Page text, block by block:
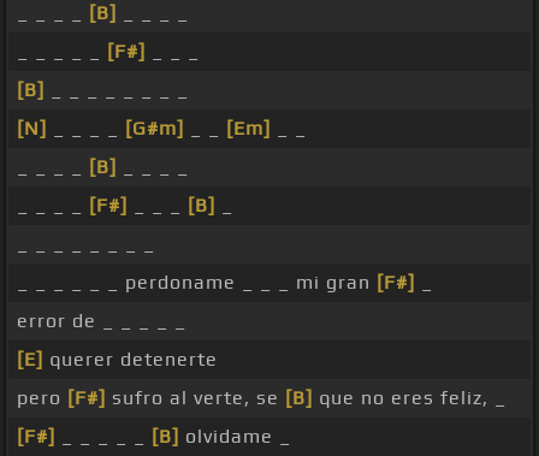
[B]
[F#]
[B]
[N]
[G#m] [Em]
[B]
[F#] [B]
_ _ _ _ _ _ perdoname _ _ _ mi gran [F#]
error de _ _ _ _ _
[E] querer detenerte
pero [F#] sufro al verte, se [B] que no eres feliz, _
[F#]
[B] olvidame _